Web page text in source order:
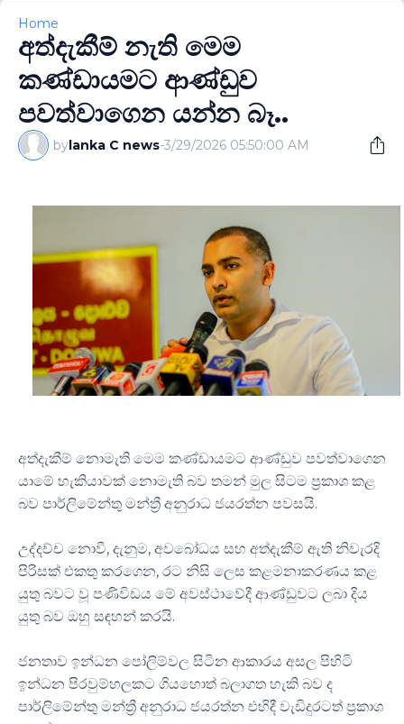
Home
අත්දැකීම් නැති මෙම
කණ්ඩායමට ආණ්ඩුව
පවත්වාගෙන යන්න බෑ..
bylanka C news-3/29/2026 05:50:00 AM
අත්දැකීම් නොමැති මෙම කණ්ඩායමට ආණ්ඩුව පවත්වාගෙන
යාමේ හැකියාවක් නොමැති බව තමන් මුල සිටම ප්‍රකාශ කළ
බව පාර්ලිමේන්තු මන්ත්‍රී අනුරාධ ජයරත්න පවසයි.
උද්දච්ච නොවී, දැනුම, අවබෝධය සහ අත්දැකීම් ඇති නිවැරදි
පිරිසක් එකතු කරගෙන, රට නිසි ලෙස කළමනාකරණය කළ
යුතු බවට වූ පණිවිඩය මේ අවස්ථාවේදී ආණ්ඩුවට ලබා දිය
යුතු බව ඔහු සඳහන් කරයි.
ජනතාව ඉන්ධන පෝලිම්වල සිටින ආකාරය අසල පිහිටි
ඉන්ධන පිරවුම්හලකට ගියහොත් බලාගත හැකි බව ද
පාර්ලිමේන්තු මන්ත්‍රී අනුරාධ ජයරත්න එහිදී වැඩිදුරටත් ප්‍රකාශ